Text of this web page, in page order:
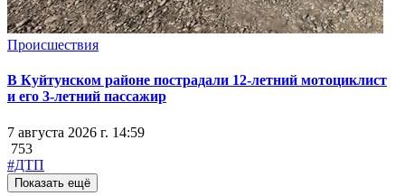
Происшествия
В Куйтунском районе пострадали 12-летний мотоциклист
и его 3-летний пассажир
7 августа 2026 г. 14:59
753
#ДТП
Показать ещё